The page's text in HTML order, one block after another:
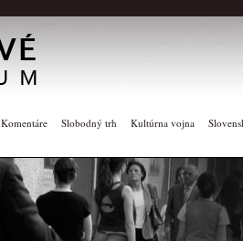
Komentáre Slobodný trh Kultúrna vojna